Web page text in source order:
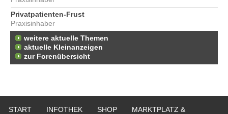
Privatpatienten-Frust
Praxisinhaber
weitere aktuelle Themen
aktuelle Kleinanzeigen
zur Forenübersicht
START INFOTHEK SHOP
MARKTPLATZ &